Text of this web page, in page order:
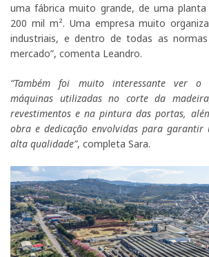
uma fábrica muito grande, de uma
200 mil m². Uma empresa muito
industriais, e dentro de todas as
mercado”, comenta Leandro.
“Também foi muito interessante ver o
máquinas utilizadas no corte da
revestimentos e na pintura das portas,
obra e dedicação envolvidas para
alta qualidade”, completa Sara.